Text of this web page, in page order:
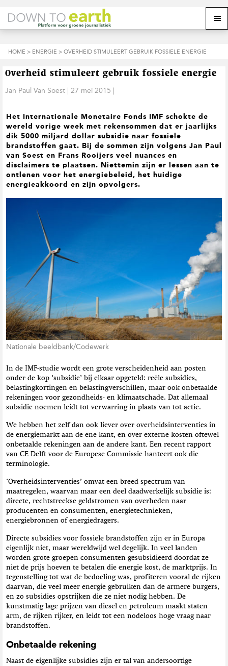
p
r
n
n
a
e
h
o
o
f
d
n
a
o
o
n
a
d
o
o
f
d
i
n
h
o
p
r
n
n
a
e
v
o
e
t
t
e
k
M
HOME > ENERGIE > OVERHEID STIMULEERT GEBRUIK FOSSIELE ENERGIE
Overheid stimuleert gebruik fossiele energie
Jan Paul Van Soest | 27 mei 2015 |
Het Internationale Monetaire Fonds IMF schokte de
wereld vorige week met rekensommen dat er jaarlijks
dik 5000 miljard dollar subsidie naar fossiele
brandstoffen gaat. Bij de sommen zijn volgens Jan Paul
van Soest en Frans Rooijers veel nuances en
disclaimers te plaatsen. Niettemin zijn er lessen aan te
ontlenen voor het energiebeleid, het huidige
energieakkoord en zijn opvolgers.
Nationale beeldbank/Codewerk
In de IMF-studie wordt een grote verscheidenheid aan posten
onder de kop ‘subsidie’ bij elkaar opgeteld: reële subsidies,
belastingkortingen en belastingverschillen, maar ook onbetaalde
rekeningen voor gezondheids- en klimaatschade. Dat allemaal
subsidie noemen leidt tot verwarring in plaats van tot actie.
We hebben het zelf dan ook liever over overheidsinterventies in
de energiemarkt aan de ene kant, en over externe kosten oftewel
onbetaalde rekeningen aan de andere kant. Een recent rapport
van CE Delft voor de Europese Commissie hanteert ook die
terminologie.
‘Overheidsinterventies’ omvat een breed spectrum van
maatregelen, waarvan maar een deel daadwerkelijk subsidie is:
directe, rechtstreekse geldstromen van overheden naar
producenten en consumenten, energietechnieken,
energiebronnen of energiedragers.
Directe subsidies voor fossiele brandstoffen zijn er in Europa
eigenlijk niet, maar wereldwijd wel degelijk. In veel landen
worden grote groepen consumenten gesubsidieerd doordat ze
niet de prijs hoeven te betalen die energie kost, de marktprijs. In
tegenstelling tot wat de bedoeling was, profiteren vooral de rijken
daarvan, die veel meer energie gebruiken dan de armere burgers,
en zo subsidies opstrijken die ze niet nodig hebben. De
kunstmatig lage prijzen van diesel en petroleum maakt staten
arm, de rijken rijker, en leidt tot een nodeloos hoge vraag naar
brandstoffen.
Onbetaalde rekening
Naast de eigenlijke subsidies zijn er tal van andersoortige